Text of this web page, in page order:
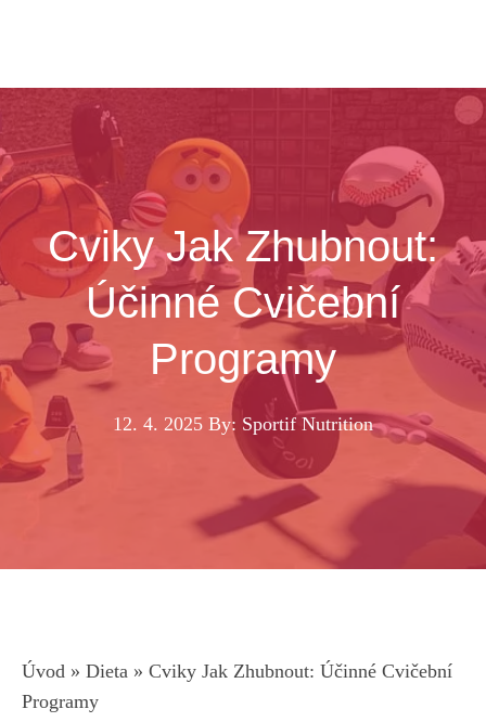
Cviky Jak Zhubnout:
Účinné Cvičební
Programy
12. 4. 2025 By: Sportif Nutrition
Úvod » Dieta » Cviky Jak Zhubnout: Účinné Cvičební
Programy